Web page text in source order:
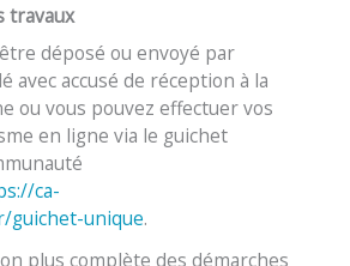
travaux
déposé ou envoyé par
avec accusé de réception à la
ou vous pouvez effectuer vos
en ligne via le guichet
ca-
guichet-unique.
plus complète des démarches